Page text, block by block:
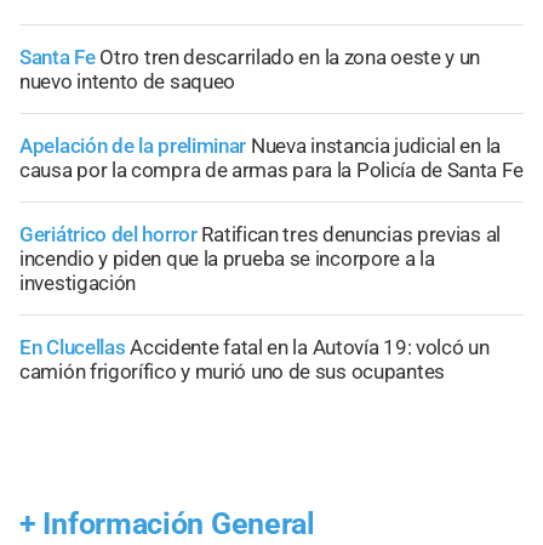
Santa Fe Otro tren descarrilado en la zona oeste y un
nuevo intento de saqueo
Apelación de la preliminar Nueva instancia judicial en la
causa por la compra de armas para la Policía de Santa Fe
Geriátrico del horror Ratifican tres denuncias previas al
incendio y piden que la prueba se incorpore a la
investigación
En Clucellas Accidente fatal en la Autovía 19: volcó un
camión frigorífico y murió uno de sus ocupantes
+ Información General